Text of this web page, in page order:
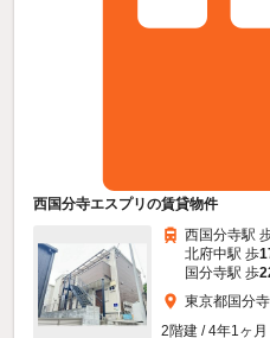
西国分寺エスプリの賃貸物件
西国分寺駅
北府中駅 歩
国分寺駅 歩
東京都国分
2階建 / 4年1ヶ月